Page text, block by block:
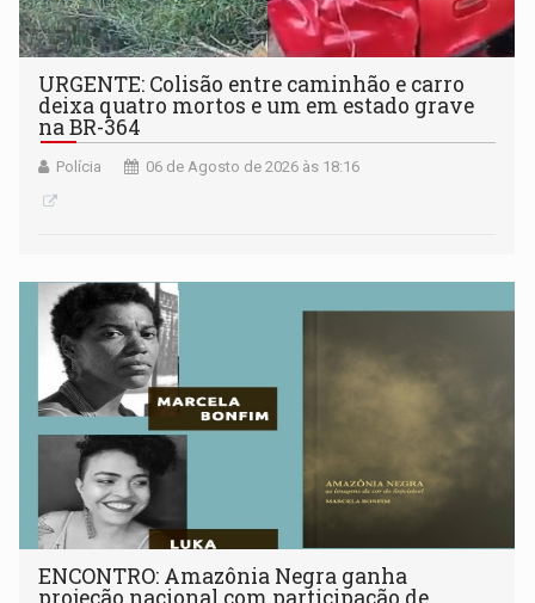
URGENTE: Colisão entre caminhão e carro
deixa quatro mortos e um em estado grave
na BR-364
Polícia 06 de Agosto de 2026 às 18:16
ENCONTRO: Amazônia Negra ganha
projeção nacional com participação de